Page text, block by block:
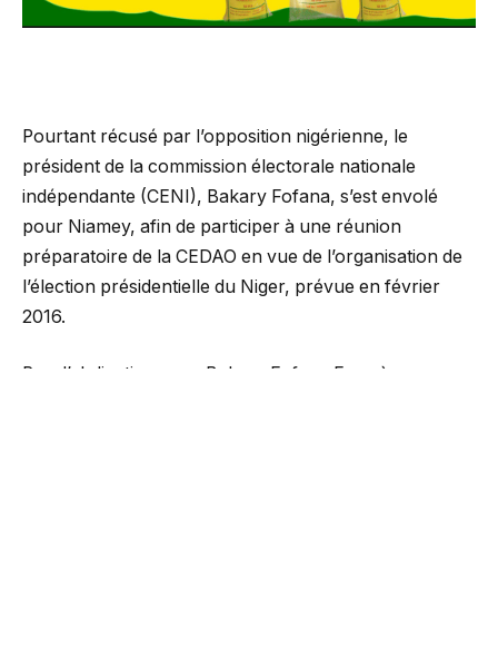
Pourtant récusé par l’opposition nigérienne, le
président de la commission électorale nationale
indépendante (CENI), Bakary Fofana, s’est envolé
pour Niamey, afin de participer à une réunion
préparatoire de la CEDAO en vue de l’organisation de
l’élection présidentielle du Niger, prévue en février
2016.
Pas d’abdication pour Bakary Fofana Face à